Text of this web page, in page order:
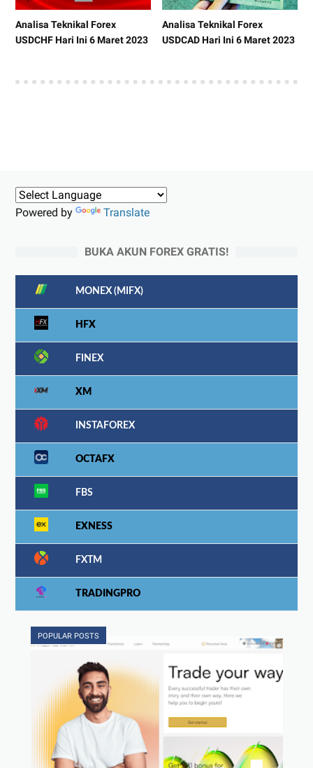
Analisa Teknikal Forex
USDCHF Hari Ini 6 Maret 2023
Analisa Teknikal Forex
USDCAD Hari Ini 6 Maret 2023
Powered by Translate
BUKA AKUN FOREX GRATIS!
MONEX (MIFX)
HFX
FINEX
XM
INSTAFOREX
OCTAFX
FBS
EXNESS
FXTM
TRADINGPRO
POPULAR POSTS